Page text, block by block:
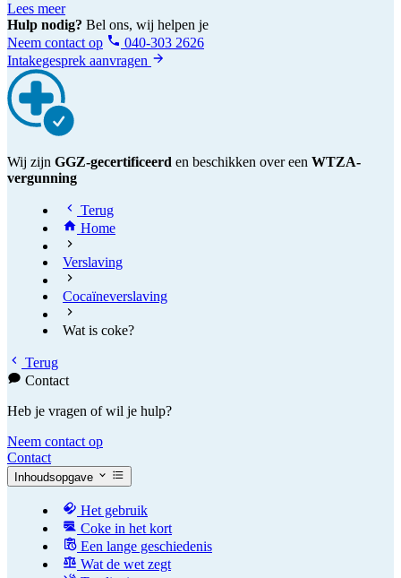
Lees meer
Hulp nodig? Bel ons, wij helpen je
Neem contact op
040-303 2626
Intakegesprek aanvragen
Wij zijn GGZ-gecertificeerd en beschikken over een WTZA-
vergunning
Terug
Home
Verslaving
Cocaïneverslaving
Wat is coke?
Terug
Contact
Heb je vragen of wil je hulp?
Neem contact op
Contact
Inhoudsopgave
Het gebruik
Coke in het kort
Een lange geschiedenis
Wat de wet zegt